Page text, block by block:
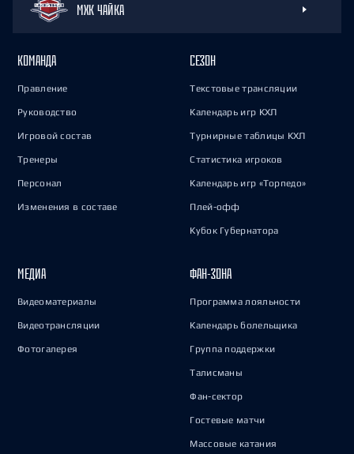
МХК ЧАЙКА
КОМАНДА
Правление
Руководство
Игровой состав
Тренеры
Персонал
Изменения в составе
СЕЗОН
Текстовые трансляции
Календарь игр КХЛ
Турнирные таблицы КХЛ
Статистика игроков
Календарь игр «Торпедо»
Плей-офф
Кубок Губернатора
МЕДИА
Видеоматериалы
Видеотрансляции
Фотогалерея
ФАН-ЗОНА
Программа лояльности
Календарь болельщика
Группа поддержки
Талисманы
Фан-сектор
Гостевые матчи
Массовые катания